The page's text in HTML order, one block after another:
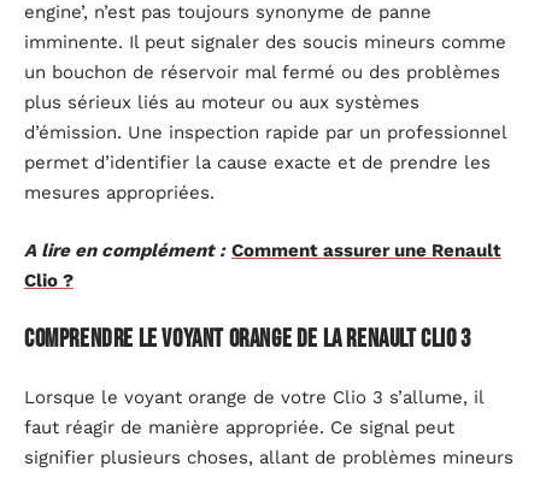
engine’, n’est pas toujours synonyme de panne
imminente. Il peut signaler des soucis mineurs comme
un bouchon de réservoir mal fermé ou des problèmes
plus sérieux liés au moteur ou aux systèmes
d’émission. Une inspection rapide par un professionnel
permet d’identifier la cause exacte et de prendre les
mesures appropriées.
A lire en complément : Comment assurer une Renault
Clio ?
Comprendre le voyant orange de la Renault Clio 3
Lorsque le voyant orange de votre Clio 3 s’allume, il
faut réagir de manière appropriée. Ce signal peut
signifier plusieurs choses, allant de problèmes mineurs